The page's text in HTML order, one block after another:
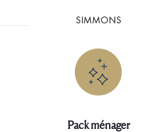
SIMMONS
Pack ménager